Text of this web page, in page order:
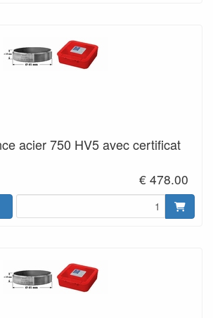
acier 750 HV5 avec certificat
€ 478.00